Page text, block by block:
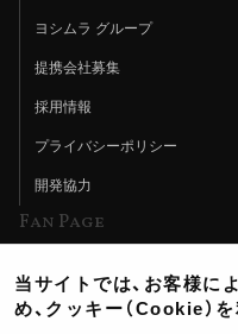
ヨシムラ グループ
提携会社募集
採用情報
プライバシーポリシー
開発協力
Fan Page
ヨシムラTV
当サイトでは、お客様に
め、クッキー（Cookie）